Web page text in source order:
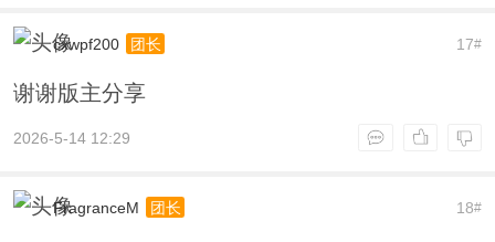
17#
cxwpf200 团长
谢谢版主分享
2026-5-14 12:29
18#
FragranceM 团长